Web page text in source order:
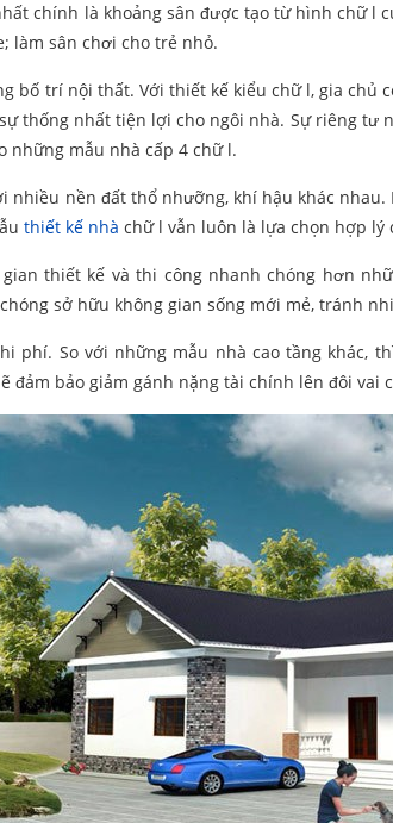
chính là khoảng sân được tạo từ hình chữ l
làm sân chơi cho trẻ nhỏ.
bố trí nội thất. Với thiết kế kiểu chữ l, gia chủ
thống nhất tiện lợi cho ngôi nhà. Sự riêng
những mẫu nhà cấp 4 chữ l.
nhiều nền đất thổ nhưỡng, khí hậu khác
thiết kế nhà chữ l vẫn luôn là lựa chọn hợp lý
thiết kế và thi công nhanh chóng hơn
sở hữu không gian sống mới mẻ, tránh
phí. So với những mẫu nhà cao tầng khác,
đảm bảo giảm gánh nặng tài chính lên đôi vai